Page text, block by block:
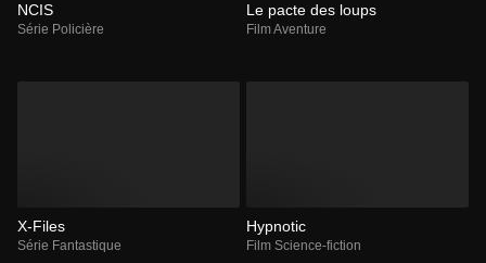
NCIS
Série Policière
Le pacte des loups
Film Aventure
X-Files
Série Fantastique
Hypnotic
Film Science-fiction